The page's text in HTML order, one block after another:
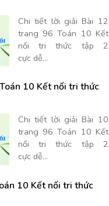
Chi tiết lời giải Bài 12
trang 96 Toán 10 Kết
nối tri thức tập 2
cực dễ...
10 Kết nối tri thức
Chi tiết lời giải Bài 10
trang 96 Toán 10 Kết
nối tri thức tập 2
cực dễ...
10 Kết nối tri thức